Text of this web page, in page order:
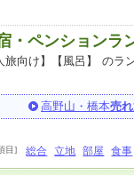
・ペンションラ
向け】【風呂】 のラ
高野山・橋本売
目] 総合 立地 部屋 食事